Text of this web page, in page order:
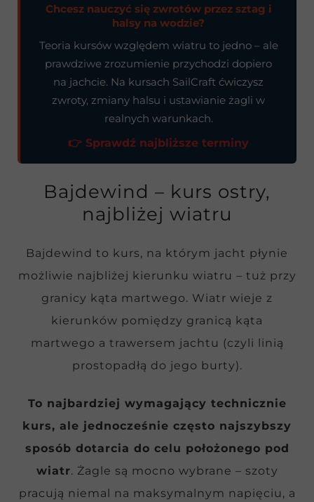
Chcesz nauczyć się zwrotów przez sztag i
halsy na wodzie?
Teoria kursów względem wiatru to jedno – ale
prawdziwe zrozumienie przychodzi dopiero
na jachcie. Na kursach SailCraft ćwiczysz
zwroty, zmiany halsu i ustawianie żagli w
realnych warunkach.
👉 Sprawdź najbliższe terminy
Bajdewind – kurs ostry,
najbliżej wiatru
Bajdewind to kurs, na którym jacht płynie
możliwie najbliżej kierunku wiatru – tuż przy
granicy kąta martwego. Wiatr wieje z
kierunków pomiędzy granicą kąta
martwego a trawersem jachtu (czyli linią
prostopadłą do jego burty).
To najbardziej wymagający technicznie
kurs, ale jednocześnie często najszybszy
sposób dotarcia do celu położonego pod
wiatr. Żagle są mocno wybrane – szoty
pracują niemal na maksymalnym napięciu, a